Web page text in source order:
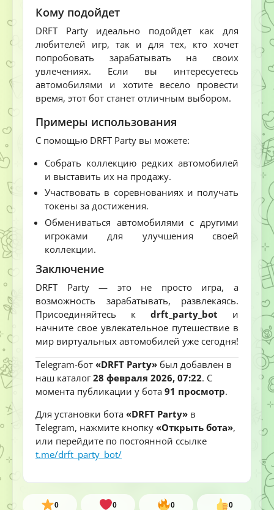
Кому подойдет
DRFT Party идеально подойдет как для
любителей игр, так и для тех, кто хочет
попробовать зарабатывать на своих
увлечениях. Если вы интересуетесь
автомобилями и хотите весело провести
время, этот бот станет отличным выбором.
Примеры использования
С помощью DRFT Party вы можете:
Собрать коллекцию редких автомобилей
и выставить их на продажу.
Участвовать в соревнованиях и получать
токены за достижения.
Обмениваться автомобилями с другими
игроками для улучшения своей
коллекции.
Заключение
DRFT Party — это не просто игра, а
возможность зарабатывать, развлекаясь.
Присоединяйтесь к drft_party_bot и
начните свое увлекательное путешествие в
мир виртуальных автомобилей уже сегодня!
Telegram-бот «DRFT Party» был добавлен в
наш каталог28 февраля 2026, 07:22. С
момента публикации у бота 91 просмотр.
Для установки бота «DRFT Party» в
Telegram, нажмите кнопку «Открыть бота»,
или перейдите по постоянной ссылке
t.me/drft_party_bot/
0 0 0 0